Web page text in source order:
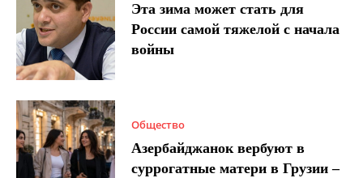
Эта зима может стать для
России самой тяжелой с начала
войны
Общество
Азербайджанок вербуют в
суррогатные матери в Грузии –